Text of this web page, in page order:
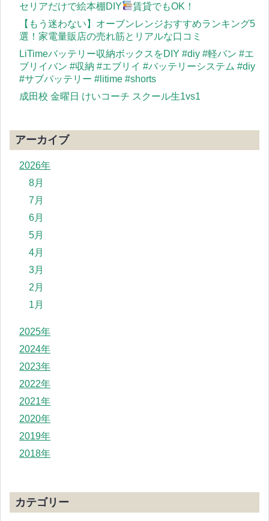
セリアだけで絵本棚DIY
賃貸でもOK！
【もう迷わない】オーブンレンジおすすめランキング5
選！家電量販店の売れ筋とリアルな口コミ
LiTimeバッテリー収納ボックスをDIY #diy #軽バン #エ
ブリイバン #収納 #エブリイ #バッテリーシステム #diy
#サブバッテリー #litime #shorts
成田校 金曜日 けいコーチ スクール生1vs1
アーカイブ
2026年
8月
7月
6月
5月
4月
3月
2月
1月
2025年
2024年
2023年
2022年
2021年
2020年
2019年
2018年
カテゴリー